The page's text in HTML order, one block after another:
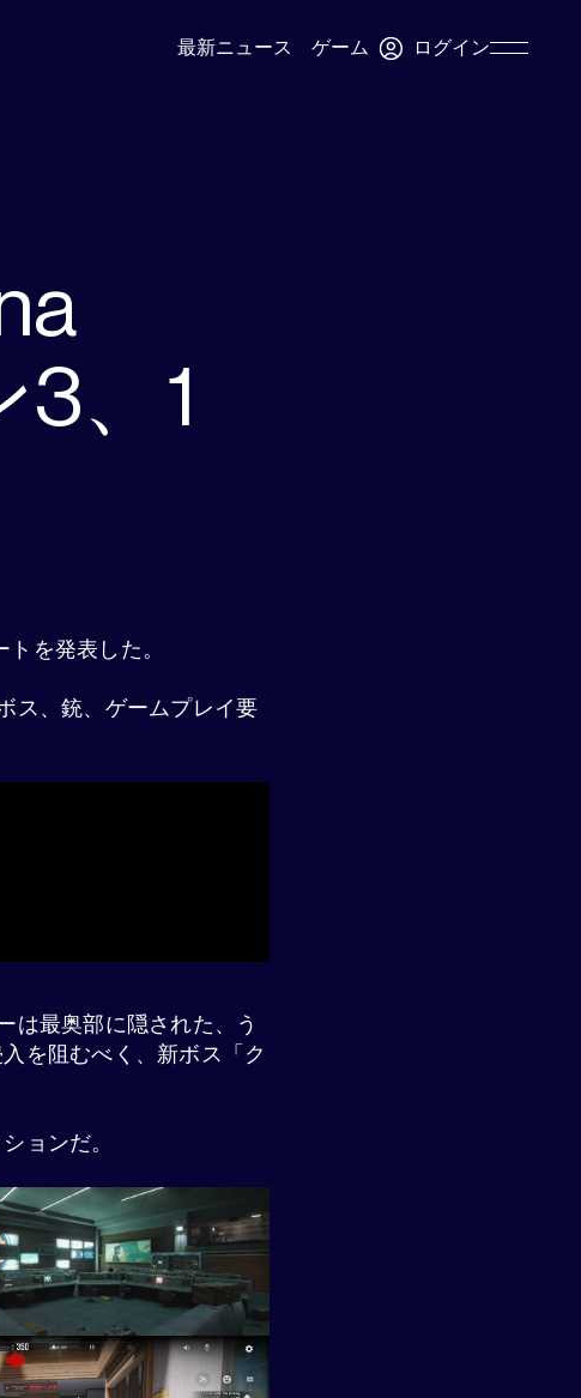
最新ニュース ゲーム ログインSkip
、1
を発表した。
ス、銃、ゲームプレイ要
は最奥部に隠された、う
を阻むべく、新ボス「ク
ョンだ。